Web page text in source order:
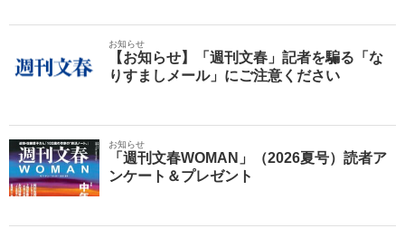
お知らせ
【お知らせ】「週刊文春」記者を騙る「な
りすましメール」にご注意ください
お知らせ
「週刊文春WOMAN」（2026夏号）読者ア
ンケート＆プレゼント